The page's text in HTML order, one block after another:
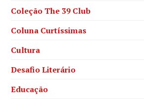
Coleção The 39 Club
Coluna Curtíssimas
Cultura
Desafio Literário
Educação